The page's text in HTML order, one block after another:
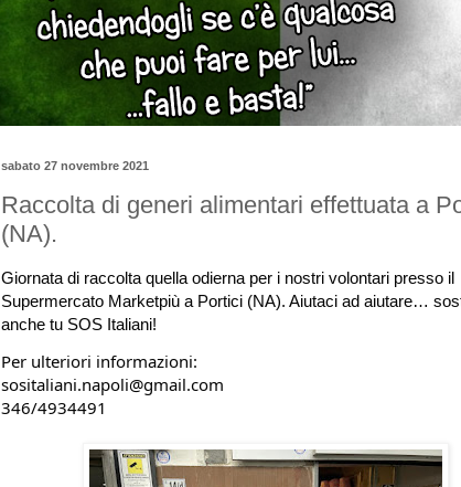
sabato 27 novembre 2021
Raccolta di generi alimentari effettuata a
(NA).
Giornata di raccolta quella odierna per i nostri volontari presso il
Supermercato Marketpiù a Portici (NA). Aiutaci ad aiutare…
anche tu SOS Italiani!
Per ulteriori informazioni:
sositaliani.napoli@gmail.com
346/4934491